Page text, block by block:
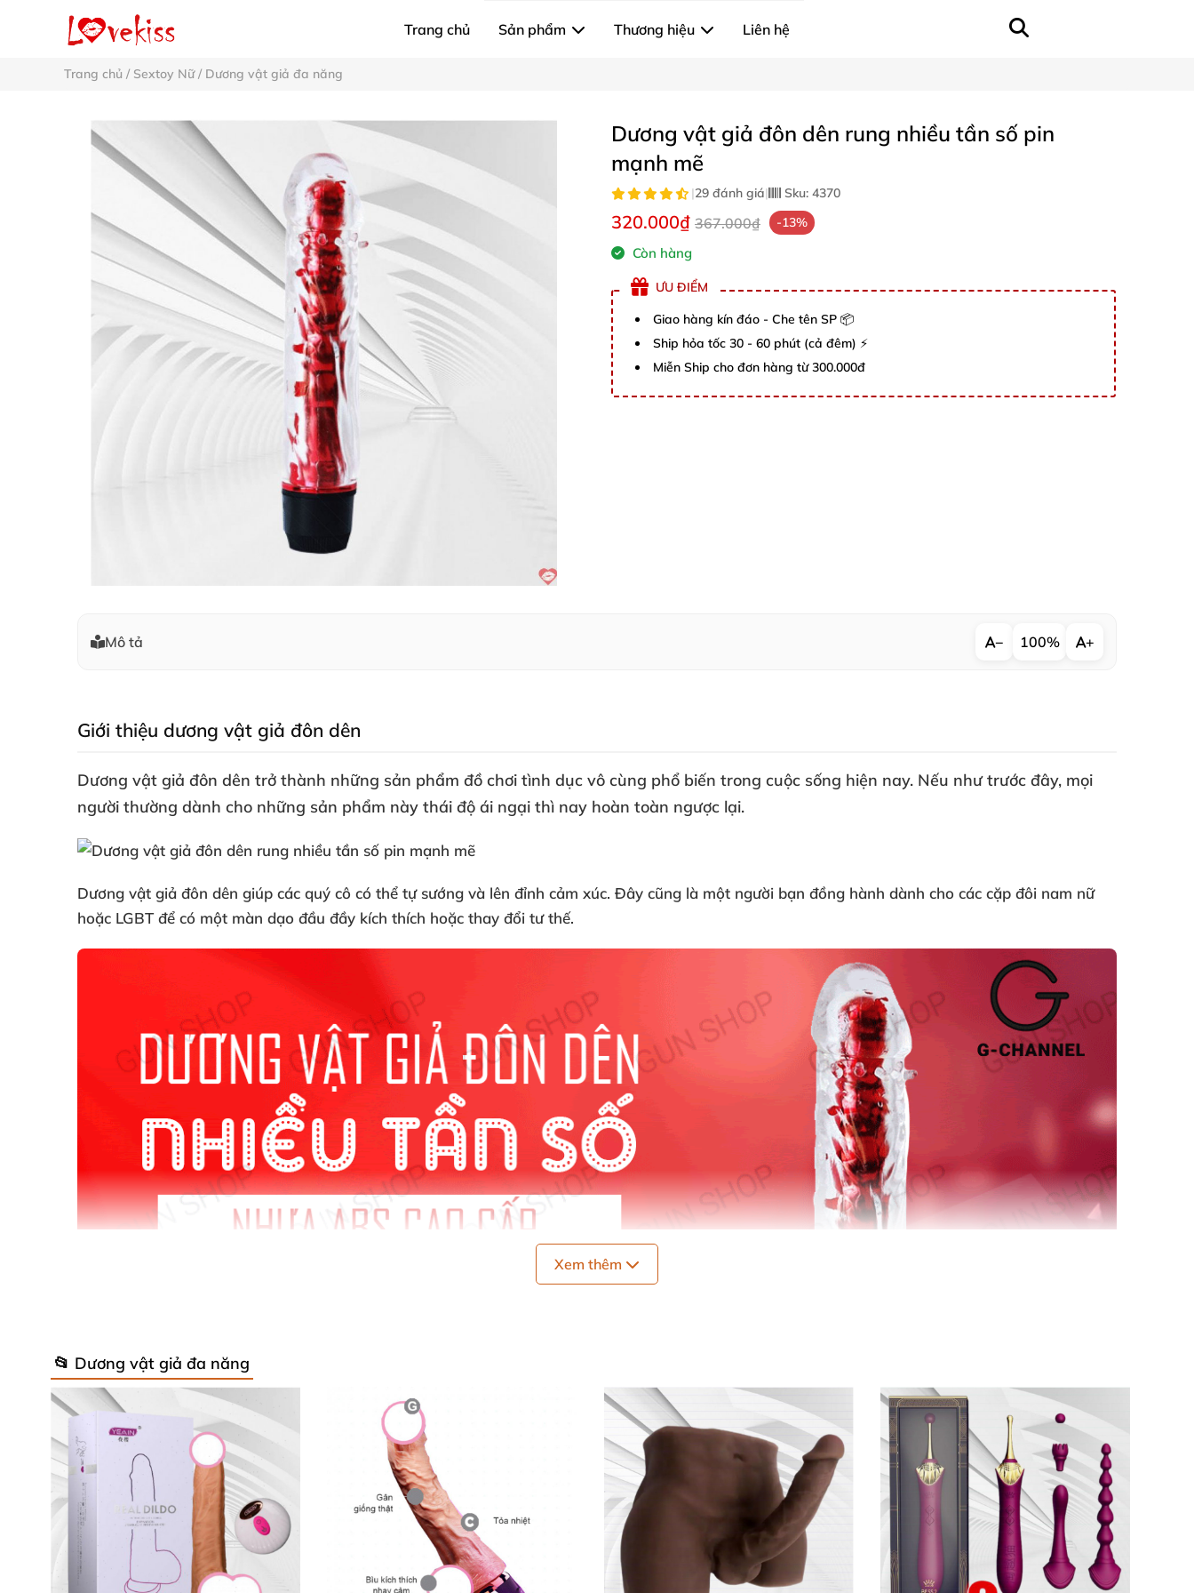
Trang chủ Sản phẩm Thương hiệu Liên hệ
Trang chủ / Sextoy Nữ/ Dương vật giả đa năng
Dương vật giả đôn dên rung nhiều tần số pin
mạnh mẽ
|29 đánh giá| Sku: 4370
320.000₫ 367.000₫ -13%
Còn hàng
ƯU ĐIỂM
Giao hàng kín đáo - Che tên SP 📦
Ship hỏa tốc 30 - 60 phút (cả đêm) ⚡
Miễn Ship cho đơn hàng từ 300.000đ
Mô tả − 100% +
Giới thiệu dương vật giả đôn dên
Dương vật giả đôn dên trở thành những sản phẩm đồ chơi tình dục vô cùng phổ biến trong cuộc sống hiện nay. Nếu như trước đây, mọi
người thường dành cho những sản phẩm này thái độ ái ngại thì nay hoàn toàn ngược lại.
Dương vật giả đôn dên giúp các quý cô có thể tự sướng và lên đỉnh cảm xúc. Đây cũng là một người bạn đồng hành dành cho các cặp đôi nam nữ
hoặc LGBTđể có một màn dạo đầu đầy kích thích hoặc thay đổi tư thế.
Sản phẩm có nhiều tần số rung mạnh giúp người dùng có thể trải qua nhiều cung bậc cảm xúc đầy đê mê. Từ nhẹ nhàng êm ái cho tới phấn kích
bùng nổ. Bạn hoàn toàncó thể chạm đỉnh cảm xúcvới sản phẩm này.
Xem thêm
📂 Dương vật giả đa năng